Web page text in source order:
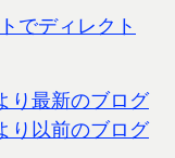
でディレクト
り最新のブログ
り以前のブログ